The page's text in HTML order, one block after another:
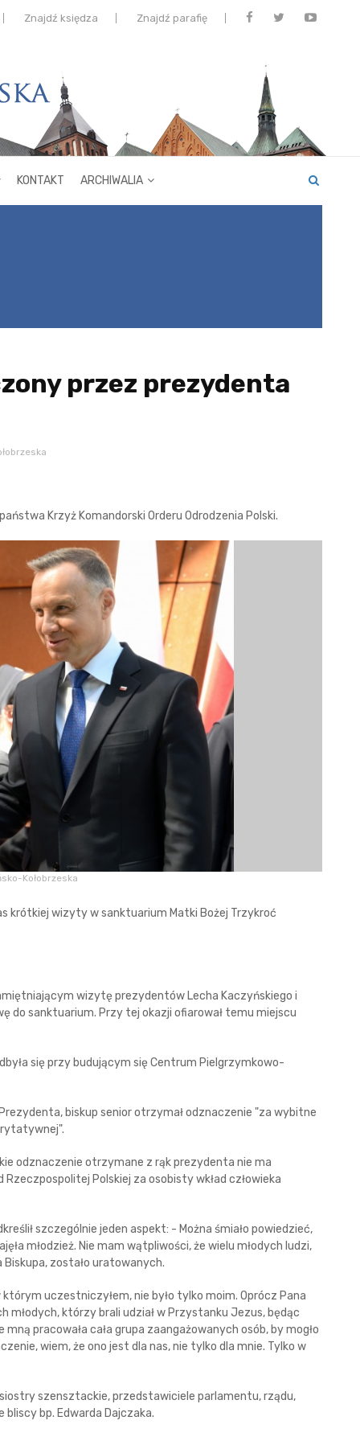
Znajdź księdza Znajdź parafię
KONTAKT ARCHIWALIA
przez prezydenta
Krzyż Komandorski Orderu Odrodzenia Polski.
Kołobrzeska
krótkiej wizyty w sanktuarium Matki Bożej Trzykroć
wizytę prezydentów Lecha Kaczyńskiego i
do sanktuarium. Przy tej okazji ofiarował temu miejscu
się przy budującym się Centrum Pielgrzymkowo-
biskup senior otrzymał odznaczenie "za wybitne
odznaczenie otrzymane z rąk prezydenta nie ma
Polskiej za osobisty wkład człowieka
szczególnie jeden aspekt: - Można śmiało powiedzieć,
młodzież. Nie mam wątpliwości, że wielu młodych ludzi,
Biskupa, zostało uratowanych.
uczestniczyłem, nie było tylko moim. Oprócz Pana
młodych, którzy brali udział w Przystanku Jezus, będąc
pracowała cała grupa zaangażowanych osób, by mogło
wiem, że ono jest dla nas, nie tylko dla mnie. Tylko w
siostry szensztackie, przedstawiciele parlamentu, rządu,
bp. Edwarda Dajczaka.